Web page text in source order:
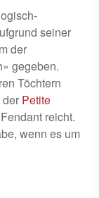
seiner
der
gegeben.
Töchtern
Petite
reicht.
wenn es um